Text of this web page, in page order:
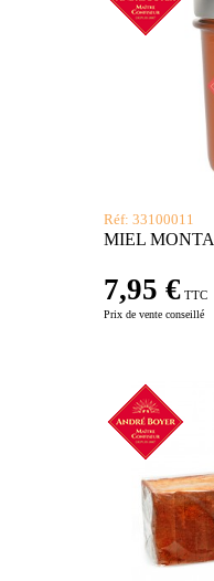
Réf: 33100011
MIEL
7,95 € TTC
Prix de vente conseillé